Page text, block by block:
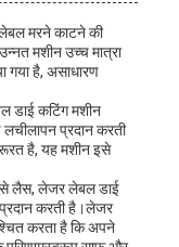
मरने काटने की
मशीन उच्च मात्रा
गया है, असाधारण
डाई कटिंग मशीन
प्रदान करती
है, यह मशीन इसे
से लैस, लेजर लेबल डाई
करती है।लेजर
करता है कि अपने